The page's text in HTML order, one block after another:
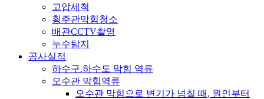
고압세척
횡주관막힘청소
배관CCTV촬영
누수탐지
공사실적
하수구.하수도 막힘 역류
오수관 막힘역류
오수관 막힘으로 변기가 넘칠 때, 원인부터